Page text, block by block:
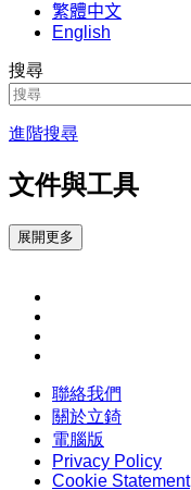
繁體中文
English
搜尋
進階搜尋
文件與工具
展開更多
聯絡我們
關於立錡
電腦版
Privacy Policy
Cookie Statement